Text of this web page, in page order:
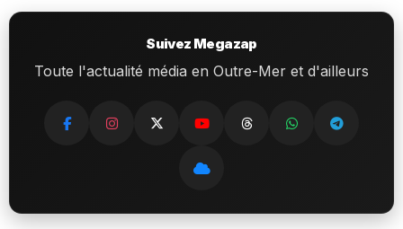
Suivez Megazap
Toute l'actualité média en Outre-Mer et d'ailleurs